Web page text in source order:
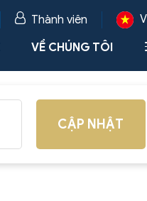
Thành viên
VỀ CHÚNG TÔI
CẬP NHẬT